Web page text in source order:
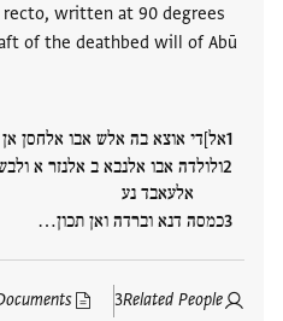
recto, written at 90 degrees
of the deathbed will of Abū
אל]די אוצא בה אלש אבו אלחסן
ולולדה אבו אלנבא ב אלנזר א
אלעאבד נע
כמסה דנא וברדה ואן תכון…
Related People
3